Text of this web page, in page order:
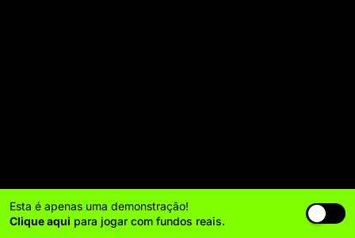
Esta é apenas uma demonstração!
Clique aqui para jogar com fundos reais.